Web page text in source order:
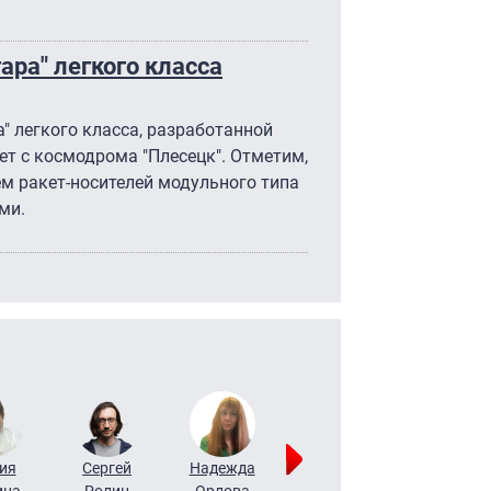
легкого класса
легкого класса, разработанной
с космодрома "Плесецк". Отметим,
ракет-носителей модульного типа
Сергей
Надежда